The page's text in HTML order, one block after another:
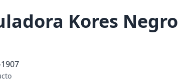
Kores Negro